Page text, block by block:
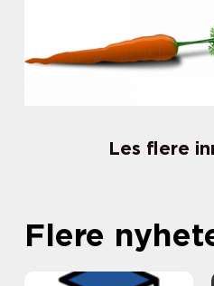
Les flere
Flere